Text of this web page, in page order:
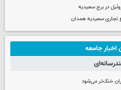
سعیدیه همدان
اخبار جامعه
خنک‌تر می‌شود